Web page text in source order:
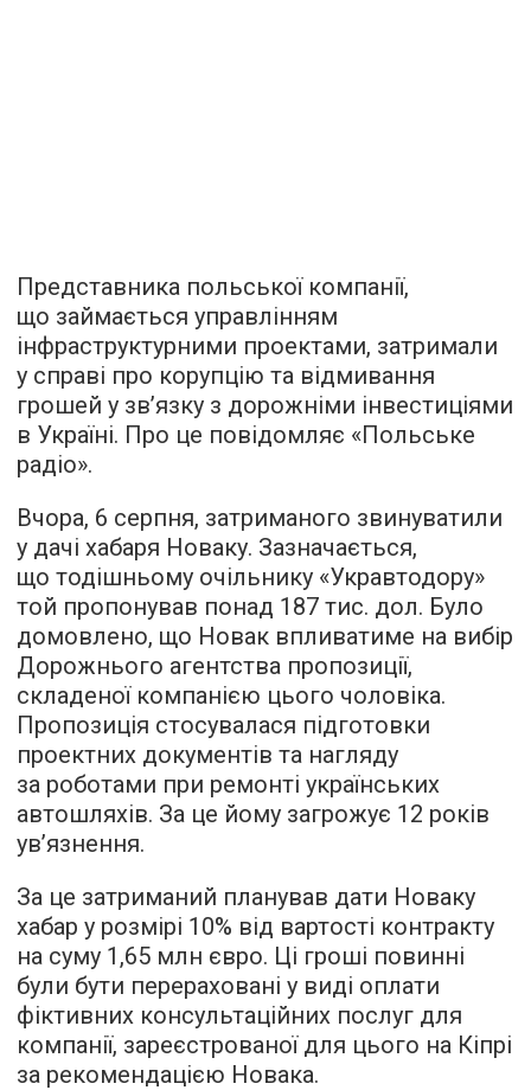
Представника польської компанії,
що займається управлінням
інфраструктурними проектами, затримали
у справі про корупцію та відмивання
грошей у зв’язку з дорожніми інвестиціями
в Україні. Про це повідомляє «Польське
радіо».
Вчора, 6 серпня, затриманого звинуватили
у дачі хабаря Новаку. Зазначається,
що тодішньому очільнику «Укравтодору»
той пропонував понад 187 тис. дол. Було
домовлено, що Новак впливатиме на вибір
Дорожнього агентства пропозиції,
складеної компанією цього чоловіка.
Пропозиція стосувалася підготовки
проектних документів та нагляду
за роботами при ремонті українських
автошляхів. За це йому загрожує 12 років
ув’язнення.
За це затриманий планував дати Новаку
хабар у розмірі 10% від вартості контракту
на суму 1,65 млн євро. Ці гроші повинні
були бути перераховані у виді оплати
фіктивних консультаційних послуг для
компанії, зареєстрованої для цього на Кіпрі
за рекомендацією Новака.